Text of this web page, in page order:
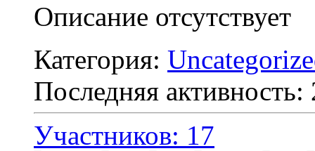
Описание отсутствует
Категория:
Последняя
Участников: 17